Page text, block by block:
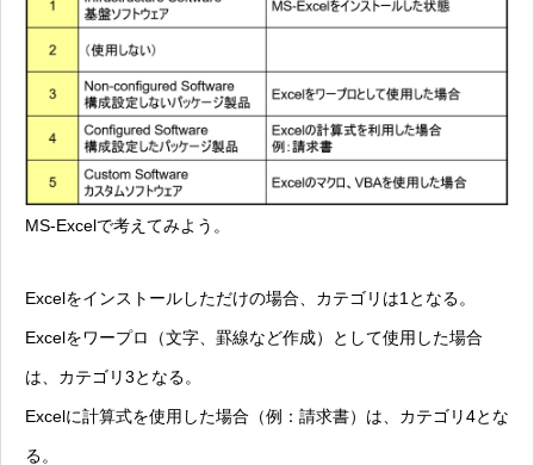
MS-Excelで考えてみよう。
Excelをインストールしただけの場合、カテゴリは1となる。
Excelをワープロ（文字、罫線など作成）として使用した場合
は、カテゴリ3となる。
Excelに計算式を使用した場合（例：請求書）は、カテゴリ4とな
る。